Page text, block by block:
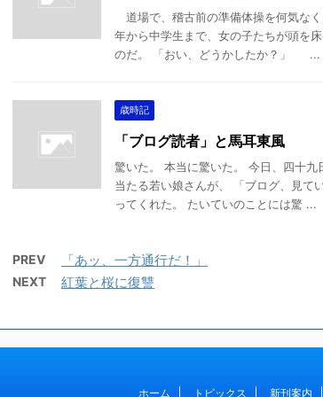
道場で、稽古前の準備体操を何気
年から中学生まで、女の子たちが頭を
のだ。 「おい、どうかしたか？」 ...
歳時記
「ブログ読者」と馬耳東風
驚いた。 本当に驚いた。 今日、四十
当たる若い娘さんが、 「ブログ、見て
ってくれた。 たいていのことには驚 ...
PREV 「あッ、一方通行だ！」
NEXT 紅葉と桜に復讐
ホーム トピックス 新刊案内